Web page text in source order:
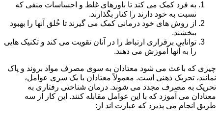
به فرد کمک می کند تا باورهای غلط و احساسات منفی که
نسبت به خود دارند را کنار بگذارند.
از روش های خود درمانی کمک می گیرند تا خُلق آنها را بهبود
ببخشند.
توانایی برقراری ارتباط را در آنان تقویت می کند و تکنیک هایی
را به آنها آموزش می دهند.
چیزی که باعث می شود معتادان به سوی مصرف مواد بروند و پاک
نمانند، تحریک ذهنی است. معمولاً معتادان با یک سری عوامل،
تحریک به مصرف مجدد می شوند. درمان شناختی رفتاری به
معتادان می آموزد که با این عوامل مقابله کنند. این کار از سه
طریق انجام می پذیرد که عبارت اند از: